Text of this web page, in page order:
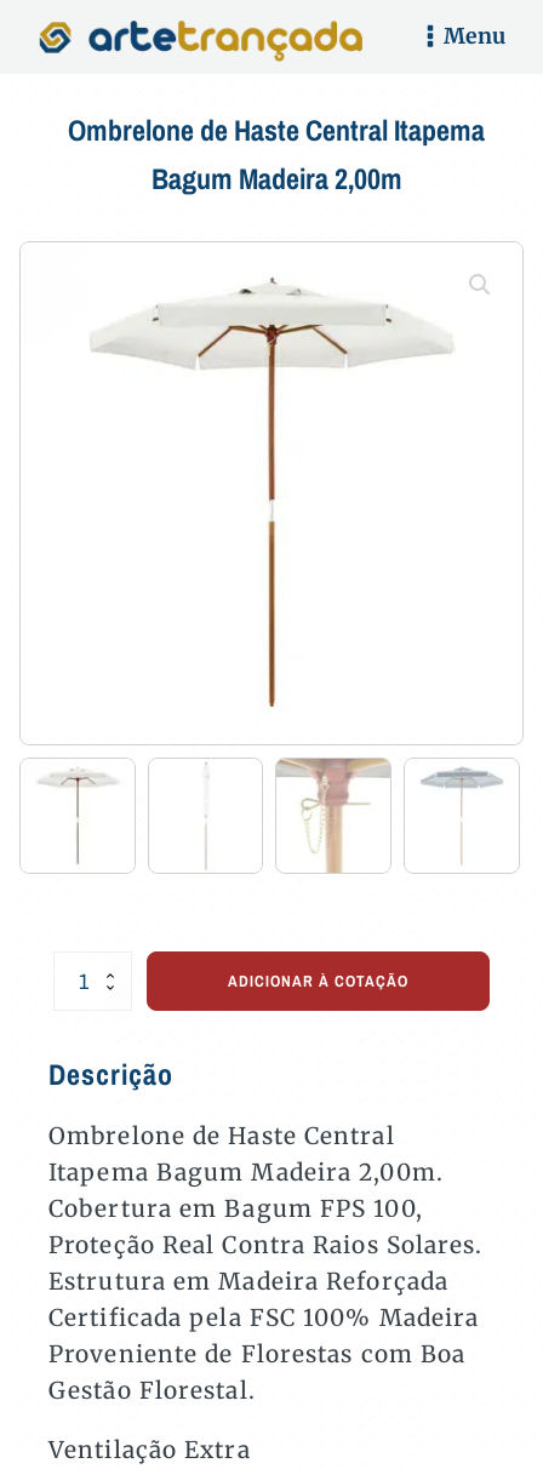
Menu
Ombrelone de Haste Central Itapema
Bagum Madeira 2,00m
Ombrelone
Itapema
2,00m
quantidade
ADICIONAR À COTAÇÃO
Descrição
Ombrelone de Haste Central
Itapema Bagum Madeira 2,00m.
Cobertura em Bagum FPS 100,
Proteção Real Contra Raios Solares.
Estrutura em Madeira Reforçada
Certificada pela FSC 100% Madeira
Proveniente de Florestas com Boa
Gestão Florestal.
Ventilação Extra